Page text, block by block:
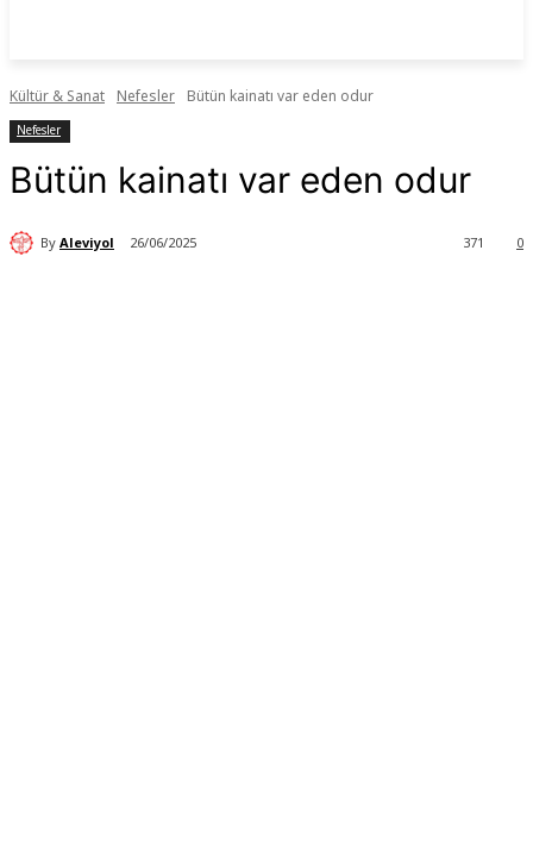
Kültür & Sanat Nefesler Bütün kainatı var eden odur
Nefesler
Bütün kainatı var eden odur
By Aleviyol 26/06/2025 0
371